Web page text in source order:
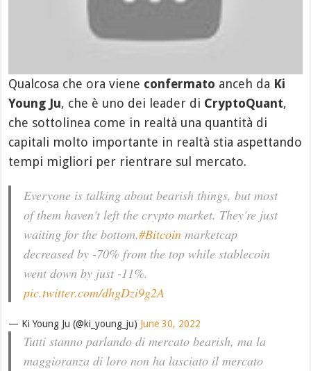
Qualcosa che ora viene confermato anceh da Ki
Young Ju, che è uno dei leader di CryptoQuant,
che sottolinea come in realtà una quantità di
capitali molto importante in realtà stia aspettando
tempi migliori per rientrare sul mercato.
Everyone is talking about bearish things, but most
of them haven't left the crypto market. They're just
waiting for the bottom.#Bitcoin marketcap
decreased by -70% from the top while stablecoin
went down by just -11%.
pic.twitter.com/dhgDzi9g2A
— Ki Young Ju (@ki_young_ju) June 30, 2022
Tutti stanno parlando di mercato bearish, ma la
maggioranza di loro non ha lasciato il mercato